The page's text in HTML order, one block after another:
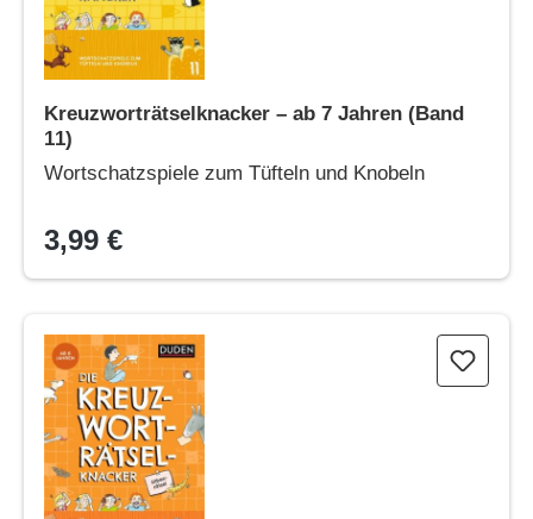
Kreuzworträtselknacker – ab 7 Jahren (Band
11)
Wortschatzspiele zum Tüfteln und Knobeln
3,99 €
Die Kreuzworträtselknacker – Silbenrätsel (Band 9)